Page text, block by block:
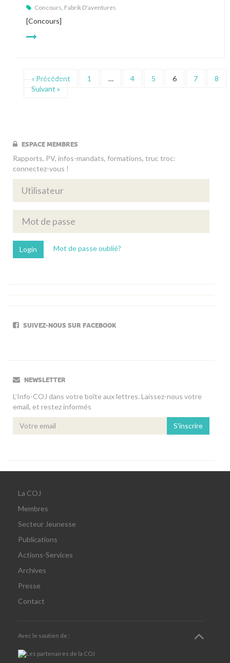
Concours Fabrik D'aventures
[Concours]
« Précédent 1 … 4 5 6 7
8
Suivant »
ESPACE MEMBRES
Rapports, PV, infos-mandats, formations, truc troc:
connectez-vous !
Mot de passe oublié?
SUIVEZ-NOUS SUR FACEBOOK
NEWSLETTER
L’Info-COJ dans votre boîte aux lettres. Laissez-nous votre
email, et restez informés
S'inscrire
La COJ
Membres
Secteur Jeunesse
Publications
Actions-Services
Archives
Presse
Contact
Avec le soutien de :